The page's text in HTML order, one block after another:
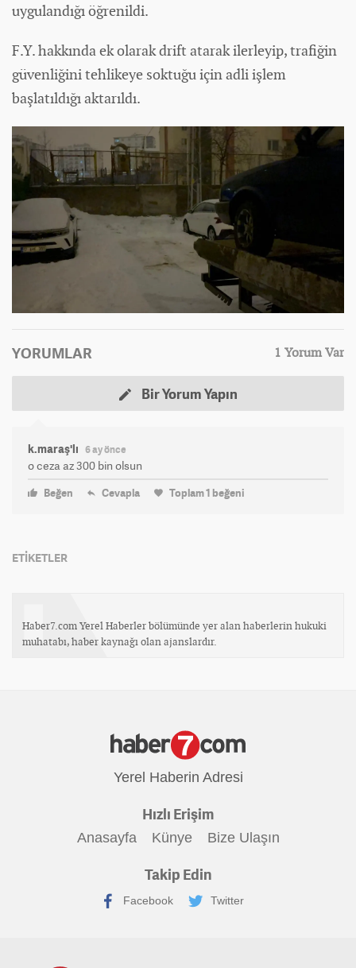
uygulandığı öğrenildi.
F.Y. hakkında ek olarak drift atarak ilerleyip, trafiğin
güvenliğini tehlikeye soktuğu için adli işlem
başlatıldığı aktarıldı.
YORUMLAR 1 Yorum Var
Bir Yorum Yapın
k.maraş'lı 6 ay önce
o ceza az 300 bin olsun
Beğen Cevapla Toplam1 beğeni
ETİKETLER
Haber7.com Yerel Haberler bölümünde yer alan haberlerin hukuki
muhatabı, haber kaynağı olan ajanslardır.
Yerel Haberin Adresi
Hızlı Erişim
Anasayfa Künye Bize Ulaşın
Takip Edin
Facebook Twitter